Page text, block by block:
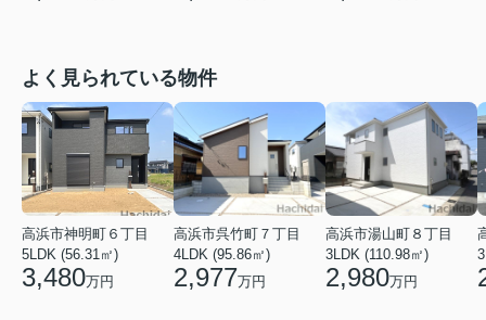
よく見られている物件
高浜市神明町６丁目
5LDK (56.31㎡)
3,480万円
高浜市呉竹町７丁目
4LDK (95.86㎡)
2,977万円
高浜市湯山町８丁目
3LDK (110.98㎡)
2,980万円